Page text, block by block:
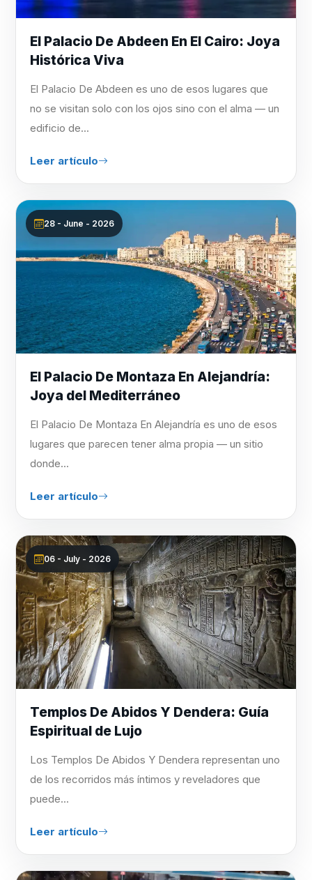
El Palacio De Abdeen En El Cairo: Joya
Histórica Viva
El Palacio De Abdeen es uno de esos lugares que
no se visitan solo con los ojos sino con el alma — un
edificio de...
Leer artículo
28 - June - 2026
El Palacio De Montaza En Alejandría:
Joya del Mediterráneo
El Palacio De Montaza En Alejandría es uno de esos
lugares que parecen tener alma propia — un sitio
donde...
Leer artículo
06 - July - 2026
Templos De Abidos Y Dendera: Guía
Espiritual de Lujo
Los Templos De Abidos Y Dendera representan uno
de los recorridos más íntimos y reveladores que
puede...
Leer artículo